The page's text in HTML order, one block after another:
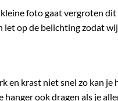
foto gaat vergroten
op de belichting zodat
en krast niet snel zo kan
ook dragen als je